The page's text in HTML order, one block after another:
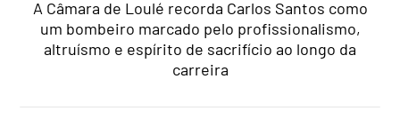
A Câmara de Loulé recorda Carlos Santos como
um bombeiro marcado pelo profissionalismo,
altruísmo e espírito de sacrifício ao longo da
carreira